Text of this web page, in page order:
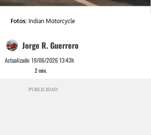
Fotos: Indian Motorcycle
Jorge R. Guerrero
Actualizado:19/06/2026 13:43h
2min.
PUBLICIDAD